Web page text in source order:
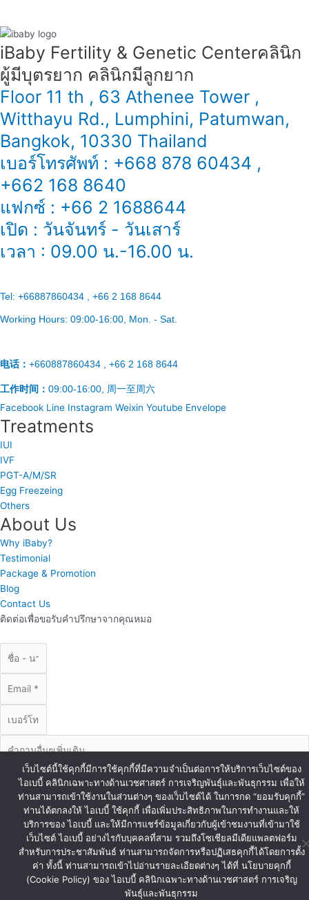
iBaby Fertility & Genetic Center​ คลินิก
ผู้มีบุตรยาก คลินิกมีลูกยาก
Floor 11 th , 63 Athenee Tower ,
Witthayu Rd., Lumphini, Patumwan,
Bangkok, 10330 Thailand
เบอร์โทรศัพท์ : +668 878 60434 ,
+662 168 8640
แฟกซ์ : +66 2 1688644
เปิด : วันจันทร์ - วันเสาร์
เวลา : 09.00 น.-16.00 น.
Tel: +66887860434 , +66 2 168 8644
Working Hours: 09:00-16:00 , Mon. - Sat.
电话： +660887860434 , +66 2 168 8644
工作时间： 09:00-16:00, 周一至周六
Facebook Line Instagram Weixin Youtube Envelope
Treatments
IUI
IVF
PGT-A/M/SR
Egg Freezeing
Others
About Us
Why iBaby?
Testimonial
Package & Promotion
Blog
Contact Us
ติดต่อเพื่อขอรับคำปรึกษาจากคุณหมอ
ส่งข้อมูล
© Copyright iBaby 2020. All Right Reserved.
เว็บไซต์นี้ใช้คุกกี้มีการใช้คุกกี้ที่มีความจำเป็นต่อการให้บริการเว็บไซต์ของ
ไอเบบี้ คลินิกเฉพาะทางด้านเวชศาสตร์ การเจริญพันธุ์และพันธุกรรม เพื่อให้
ท่านสามารถเข้าใช้งานในส่วนต่างๆ ของเว็บไซต์ได้ ในการกด “ยอมรับคุกกี้”
ท่านได้ตกลงให้ ไอเบบี้ ใช้คุกกี้ เพื่อเพิ่มประสิทธิภาพในการทำงานและให้
บริการของ ไอเบบี้ และให้มีการแชร์ข้อมูลเกี่ยวกับผู้เข้าชมงานที่เข้ามาใช้
เว็บไซต์ ไอเบบี้ อย่างไรกับบุคคลที่สาม รวมถึงโซเชียลมีเดียแพลตฟอร์ม
สำหรับการประชาสัมพันธ์ ท่านสามารถจัดการหรือปฏิเสธคุกกี้ได้โดยการตั้ง
ค่า ทั้งนี้ ท่านสามารถเข้าไปอ่านรายละเอียดต่างๆ ได้ที่ นโยบายคุกกี้
(Cookie Policy) ของ ไอเบบี้ คลินิกเฉพาะทางด้านเวชศาสตร์ การเจริญ
พันธุ์และพันธุกรรม